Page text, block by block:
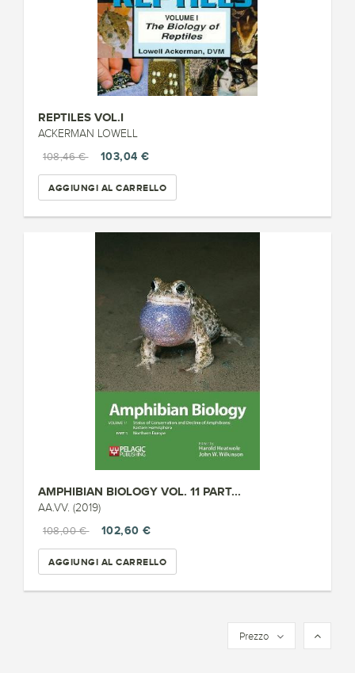
REPTILES VOL.I
ACKERMAN LOWELL
108,46 €
103,04 €
AGGIUNGI AL CARRELLO
AMPHIBIAN BIOLOGY VOL. 11 PART...
AA.VV. (2019)
108,00 €
102,60 €
AGGIUNGI AL CARRELLO
Prezzo